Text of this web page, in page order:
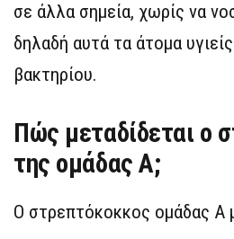
σε άλλα σημεία, χωρίς να
δηλαδή αυτά τα άτομα
βακτηρίου.
Πώς μεταδίδεται ο
της ομάδας Α;
Ο στρεπτόκοκκος ομάδας Α